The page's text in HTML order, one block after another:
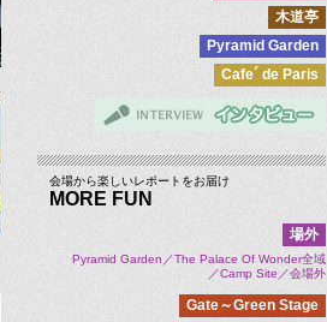
木道亭
Pyramid Garden
Cafe´ de Paris
会場から楽しいレポートをお届け
MORE FUN
場外
Pyramid Garden／The Palace Of Wonder全域
／Camp Site／会場外
Gate～Green Stage